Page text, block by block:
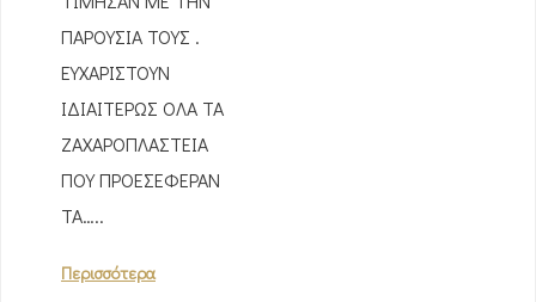
ΠΑΡΟΥΣΙΑ ΤΟΥΣ .
ΕΥΧΑΡΙΣΤΟΥΝ
ΙΔΙΑΙΤΕΡΩΣ ΟΛΑ ΤΑ
ΖΑΧΑΡΟΠΛΑΣΤΕΙΑ
ΠΟΥ ΠΡΟΕΣΕΦΕΡΑΝ
ΤΑ…..
Περισσότερα